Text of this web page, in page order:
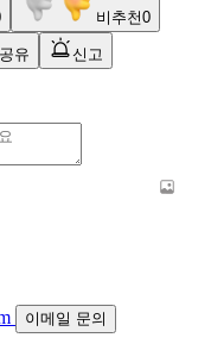
비추천0
공유
신고
이메일 문의